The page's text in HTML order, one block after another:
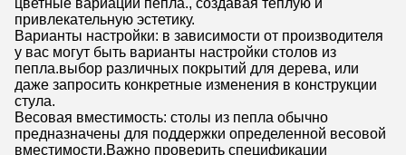
цветные вариации пепла., создавая теплую и
привлекательную эстетику.
Варианты настройки: в зависимости от производителя
у вас могут быть варианты настройки столов из
пепла.выбор различных покрытий для дерева, или
даже запросить конкретные изменения в конструкции
стула.
Весовая вместимость: столы из пепла обычно
предназначены для поддержки определенной весовой
вместимости.Важно проверить спецификации